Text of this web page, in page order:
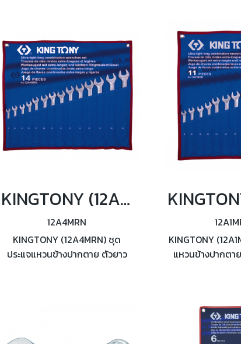
KINGTONY (12A4MRN) ชุดประแจแหวนข้างปากตาย ตัวยาว 14ตัว/ชุด
12A4MRN
KINGTONY (12A4MRN) ชุด
ประแจแหวนข้างปากตาย ตัวยาว
KINGTONY
แหวนข้างปากตา